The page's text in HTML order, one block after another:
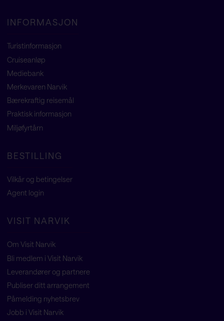
INFORMASJON
Turistinformasjon
Cruiseanløp
Mediebank
Merkevaren Narvik
Bærekraftig reisemål
Praktisk informasjon
Miljøfyrtårn
BESTILLING
Vilkår og betingelser
Agent login
VISIT NARVIK
Om Visit Narvik
Bli medlem i Visit Narvik
Leverandører og partnere
Publiser ditt arrangement
Påmelding nyhetsbrev
Jobb i Visit Narvik